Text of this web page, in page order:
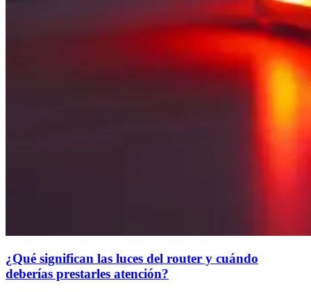
¿Qué significan las luces del router y cuándo
deberías prestarles atención?